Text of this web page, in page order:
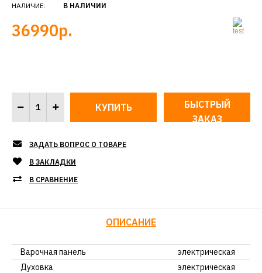
НАЛИЧИЕ:
В НАЛИЧИИ
36990р.
БЫСТРЫЙ
ЗАКАЗ
ЗАДАТЬ ВОПРОС О ТОВАРЕ
В ЗАКЛАДКИ
В СРАВНЕНИЕ
ОПИСАНИЕ
Варочная панель
электрическая
Духовка
электрическая